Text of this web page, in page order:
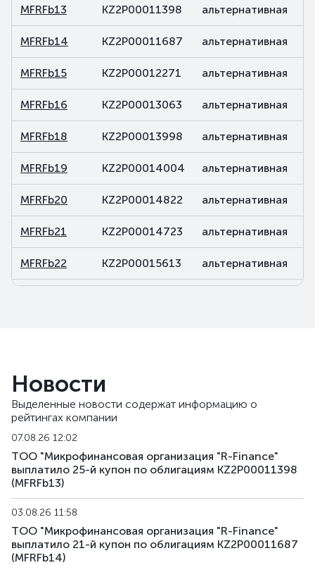
MFRFb13 KZ2P00011398 альтернативная
MFRFb14 KZ2P00011687 альтернативная
MFRFb15 KZ2P00012271 альтернативная
MFRFb16 KZ2P00013063 альтернативная
MFRFb18 KZ2P00013998 альтернативная
MFRFb19 KZ2P00014004 альтернативная
MFRFb20 KZ2P00014822 альтернативная
MFRFb21 KZ2P00014723 альтернативная
MFRFb22 KZ2P00015613 альтернативная
MFRFb26 KZ2P00016306
MFRFb27 KZ2P00016314
MFRFb28 KZ2P00017775 альтернативная
MFRFb29
MFRFpp1
MFRFpp2 KZ2P00018021 частное
Новости
Выделенные новости содержат информацию о
рейтингах компании
07.08.26 12:02
ТОО "Микрофинансовая организация "R-Finance"
выплатило 25-й купон по облигациям KZ2P00011398
(MFRFb13)
03.08.26 11:58
ТОО "Микрофинансовая организация "R-Finance"
выплатило 21-й купон по облигациям KZ2P00011687
(MFRFb14)